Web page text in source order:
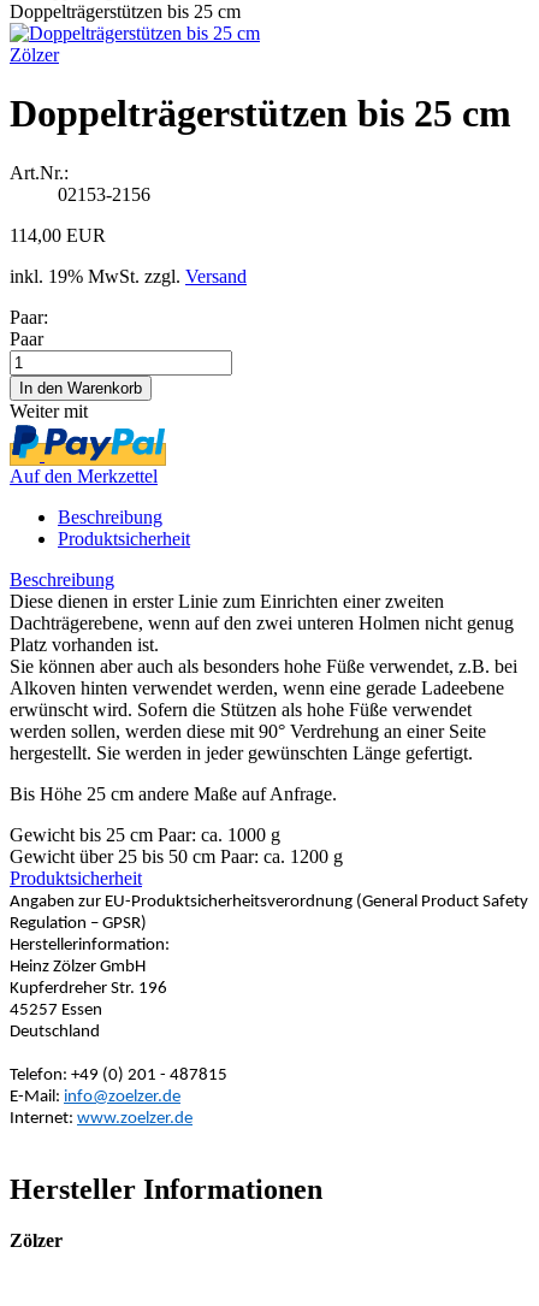
Doppelträgerstützen bis 25 cm
Zölzer
Doppelträgerstützen bis 25 cm
Art.Nr.:
02153-2156
114,00 EUR
inkl. 19% MwSt. zzgl. Versand
Paar:
Paar
Weiter mit
Auf den Merkzettel
Beschreibung
Produktsicherheit
Beschreibung
Diese dienen in erster Linie zum Einrichten einer zweiten
Dachträgerebene, wenn auf den zwei unteren Holmen nicht genug
Platz vorhanden ist.
Sie können aber auch als besonders hohe Füße verwendet, z.B. bei
Alkoven hinten verwendet werden, wenn eine gerade Ladeebene
erwünscht wird. Sofern die Stützen als hohe Füße verwendet
werden sollen, werden diese mit 90° Verdrehung an einer Seite
hergestellt. Sie werden in jeder gewünschten Länge gefertigt.
Bis Höhe 25 cm andere Maße auf Anfrage.
Gewicht bis 25 cm Paar: ca. 1000 g
Gewicht über 25 bis 50 cm Paar: ca. 1200 g
Produktsicherheit
Angaben zur EU-Produktsicherheitsverordnung (General Product Safety
Regulation – GPSR)
Herstellerinformation:
Heinz Zölzer GmbH
Kupferdreher Str. 196
45257 Essen
Deutschland
Telefon: +49 (0) 201 - 487815
E-Mail: info@zoelzer.de
Internet: www.zoelzer.de
Hersteller Informationen
Zölzer